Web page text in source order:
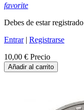
favorite
Debes de estar registrado
Entrar| Registrarse
10,00 € Precio
Añadir al carrito